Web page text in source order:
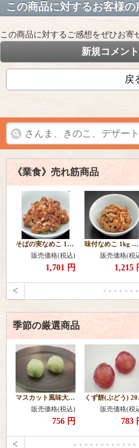
この商品に対するお客様の
この商品に対するご感想をぜひお寄
新規コメン
戻
《業食》売れ筋商品
そばの実なめこ 1kg 【常温】
販売価格(税込)
1,701 円
味付なめこ 1kg 【常温】
販売価格(税
1,215
<
季節の厳選商品
マスカット風味大福20ヶ 【冷凍】
販売価格(税込)
756 円
く
販売価格(税
783
<